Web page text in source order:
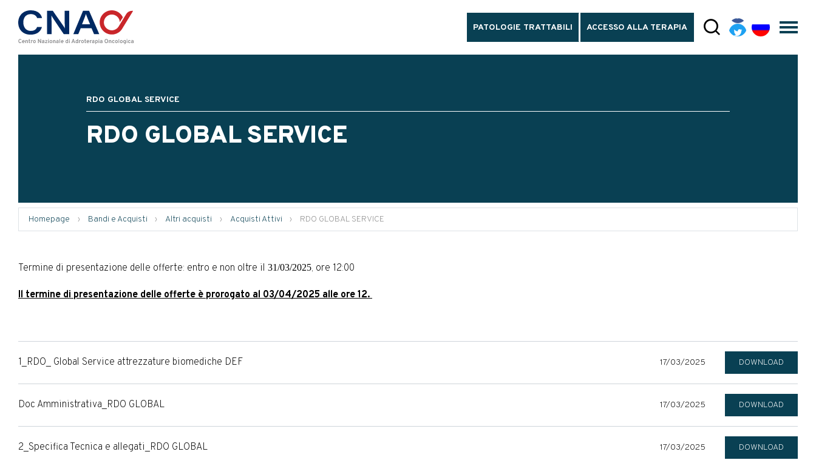
PATOLOGIE TRATTABILI ACCESSO ALLA TERAPIA
RDO GLOBAL SERVICE
RDO GLOBAL SERVICE
Homepage › Bandi e Acquisti › Altri acquisti › Acquisti Attivi › RDO GLOBAL SERVICE
Termine di presentazione delle offerte: entro e non oltre il 31/03/2025, ore 12:00
Il termine di presentazione delle offerte è prorogato al 03/04/2025 alle ore 12.
1_RDO_ Global Service attrezzature biomediche DEF 17/03/2025 DOWNLOAD
Doc Amministrativa_RDO GLOBAL 17/03/2025 DOWNLOAD
2_Specifica Tecnica e allegati_RDO GLOBAL 17/03/2025 DOWNLOAD